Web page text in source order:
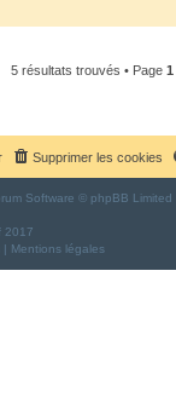
5 résultats trouvés • Page 1
Supprimer les cookies
Software © phpBB Limited
2017
| Mentions légales